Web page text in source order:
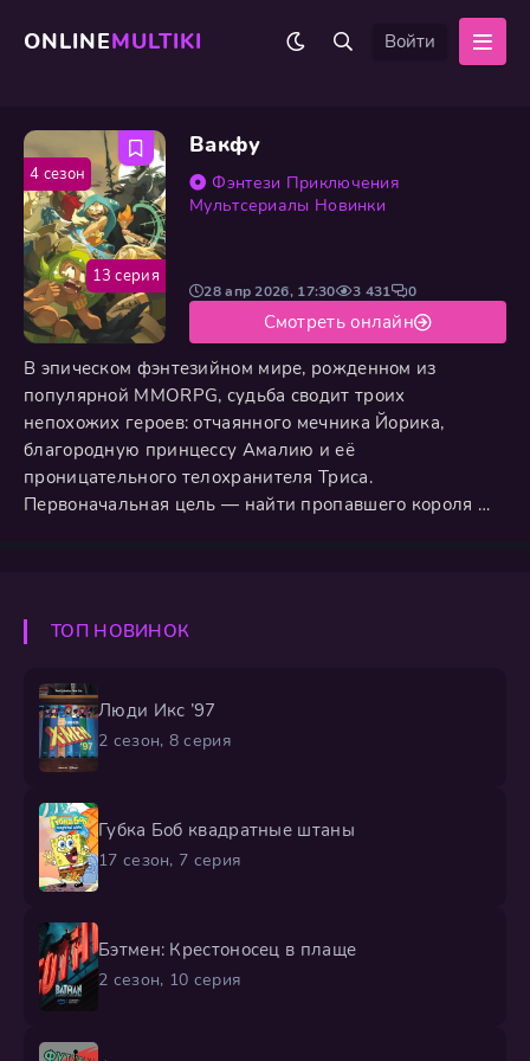
ONLINEMULTIKI Войти
Вакфу
Фэнтези Приключения
Мультсериалы Новинки
В эпическом фэнтезийном мире, рожденном из
популярной MMORPG, судьба сводит троих
непохожих героев: отчаянного мечника Йорика,
благородную принцессу Амалию и её
проницательного телохранителя Триса.
Первоначальная цель — найти пропавшего короля —
каждый шаг грозит смертельными ловушками и
испытаниями на прочность. Противостоять хаосу им
28 апр 2026, 17:30 3 431 0
Смотреть онлайн
13 серия
4 сезон
ТОП НОВИНОК
Люди Икс ’97
2 сезон, 8 серия
Губка Боб квадратные штаны
17 сезон, 7 серия
Бэтмен: Крестоносец в плаще
2 сезон, 10 серия